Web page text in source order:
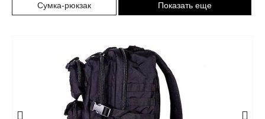
Сумка-рюкзак Показать еще